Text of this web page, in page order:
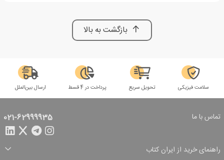
بازگشت به بالا
سلامت فیزیکی تحویل سریع پرداخت در 4 قسط ارسال بین‌الملل
تماس با ما 021-62999935
راهنمای خرید از ایران کتاب